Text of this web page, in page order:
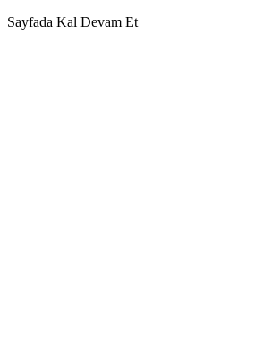
Sayfada Kal Devam Et